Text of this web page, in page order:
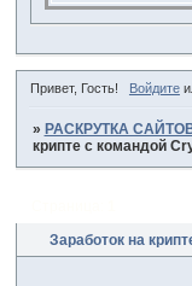
Привет, Гость! Войдите
» РАСКРУТКА
крипте с командой
Заработок на